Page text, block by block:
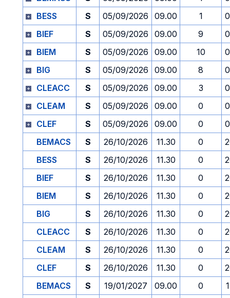
BESS
S 05/09/2026 09.00 1
BIEF
S 05/09/2026 09.00 9
BIEM
S 05/09/2026 09.00 10
BIG
S 05/09/2026 09.00 8
CLEACC
S 05/09/2026 09.00 3
CLEAM
S 05/09/2026 09.00 0
CLEF
S 05/09/2026 09.00 0
BEMACS
S 26/10/2026 11.30 0
BESS
S 26/10/2026 11.30 0
BIEF
S 26/10/2026 11.30 0
BIEM
S 26/10/2026 11.30 0
BIG
S 26/10/2026 11.30 0
CLEACC
S 26/10/2026 11.30 0
CLEAM
S 26/10/2026 11.30 0
CLEF
S 26/10/2026 11.30 0
BEMACS
S 19/01/2027 09.00 0